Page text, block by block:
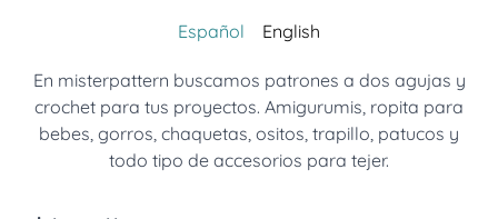
Español English
En misterpattern buscamos patrones a dos agujas y
crochet para tus proyectos. Amigurumis, ropita para
bebes, gorros, chaquetas, ositos, trapillo, patucos y
todo tipo de accesorios para tejer.